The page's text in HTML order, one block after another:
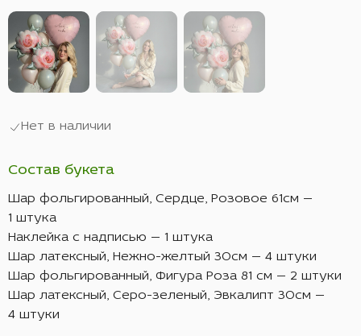
Нет в наличии
Состав букета
Шар фольгированный, Сердце, Розовое 61см —
1 штука
Наклейка с надписью — 1 штука
Шар латексный, Нежно-желтый 30см — 4 штуки
Шар фольгированный, Фигура Роза 81 см — 2 штуки
Шар латексный, Серо-зеленый, Эвкалипт 30см —
4 штуки